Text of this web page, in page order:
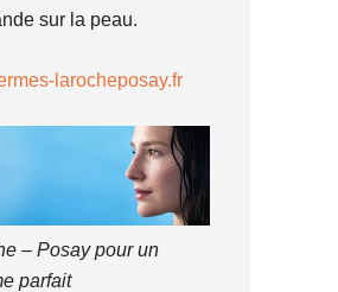
sur la peau.
larocheposay.fr
– Posay pour un
parfait